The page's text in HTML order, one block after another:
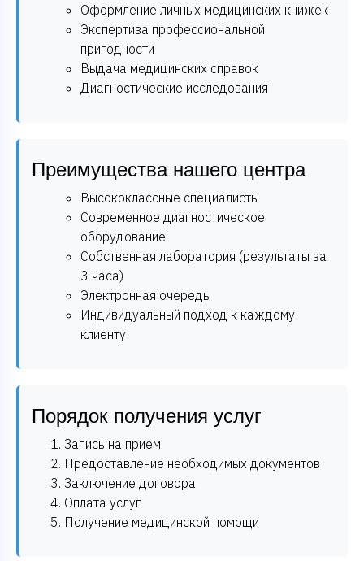
Оформление личных медицинских книжек
Экспертиза профессиональной
пригодности
Выдача медицинских справок
Диагностические исследования
Преимущества нашего центра
Высококлассные специалисты
Современное диагностическое
оборудование
Собственная лаборатория (результаты за
3 часа)
Электронная очередь
Индивидуальный подход к каждому
клиенту
Порядок получения услуг
Запись на прием
Предоставление необходимых документов
Заключение договора
Оплата услуг
Получение медицинской помощи